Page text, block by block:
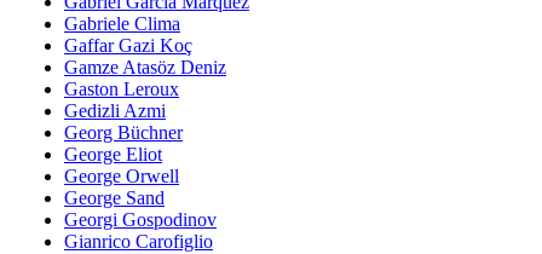
Gabriele Clima
Gaffar Gazi Koç
Gamze Atasöz Deniz
Gaston Leroux
Gedizli Azmi
Georg Büchner
George Eliot
George Orwell
George Sand
Georgi Gospodinov
Gianrico Carofiglio